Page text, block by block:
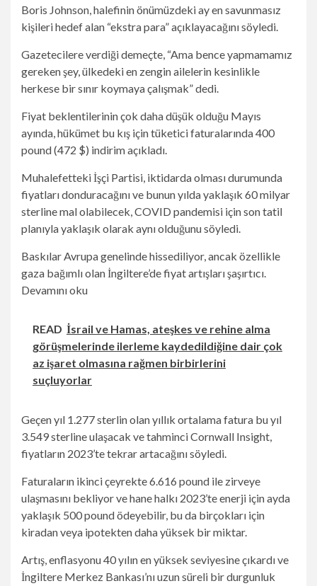
Boris Johnson, halefinin önümüzdeki ay en savunmasız
kişileri hedef alan “ekstra para” açıklayacağını söyledi.
Gazetecilere verdiği demeçte, “Ama bence yapmamamız
gereken şey, ülkedeki en zengin ailelerin kesinlikle
herkese bir sınır koymaya çalışmak” dedi.
Fiyat beklentilerinin çok daha düşük olduğu Mayıs
ayında, hükümet bu kış için tüketici faturalarında 400
pound (472 $) indirim açıkladı.
Muhalefetteki İşçi Partisi, iktidarda olması durumunda
fiyatları donduracağını ve bunun yılda yaklaşık 60 milyar
sterline mal olabilecek, COVID pandemisi için son tatil
planıyla yaklaşık olarak aynı olduğunu söyledi.
Baskılar Avrupa genelinde hissediliyor, ancak özellikle
gaza bağımlı olan İngiltere’de fiyat artışları şaşırtıcı.
Devamını oku
READ İsrail ve Hamas, ateşkes ve rehine alma
görüşmelerinde ilerleme kaydedildiğine dair çok
az işaret olmasına rağmen birbirlerini
suçluyorlar
Geçen yıl 1.277 sterlin olan yıllık ortalama fatura bu yıl
3.549 sterline ulaşacak ve tahminci Cornwall Insight,
fiyatların 2023’te tekrar artacağını söyledi.
Faturaların ikinci çeyrekte 6.616 pound ile zirveye
ulaşmasını bekliyor ve hane halkı 2023’te enerji için ayda
yaklaşık 500 pound ödeyebilir, bu da birçokları için
kiradan veya ipotekten daha yüksek bir miktar.
Artış, enflasyonu 40 yılın en yüksek seviyesine çıkardı ve
İngiltere Merkez Bankası’nı uzun süreli bir durgunluk